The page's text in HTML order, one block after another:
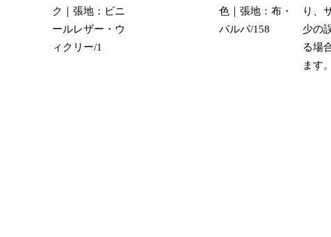
ク｜張地：ビニ
ールレザー・ウ
ィクリー/1
色｜張地：布・
パルパ/158
り、
少の
る場
ます。